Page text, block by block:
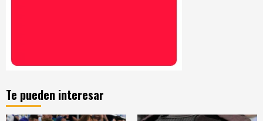
Te pueden interesar